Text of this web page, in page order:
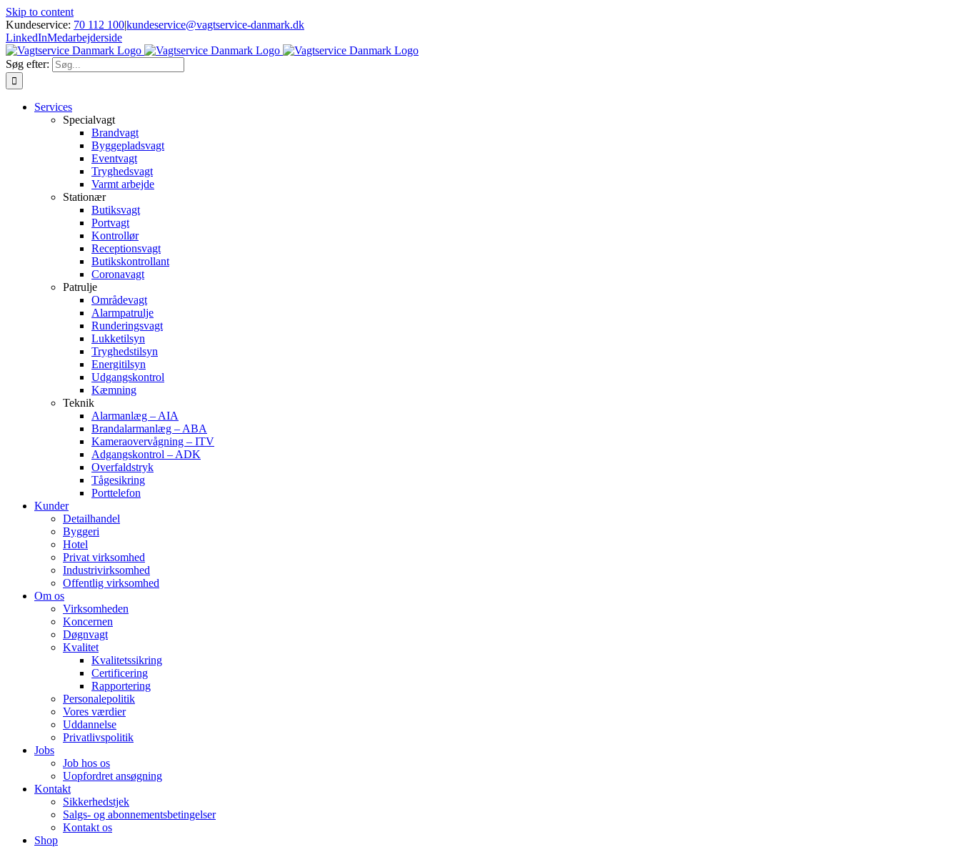
Skip to content
Kundeservice: 70 112 100|kundeservice@vagtservice-danmark.dk
LinkedInMedarbejderside
Søg efter:
Services
Specialvagt
Brandvagt
Byggepladsvagt
Eventvagt
Tryghedsvagt
Varmt arbejde
Stationær
Butiksvagt
Portvagt
Kontrollør
Receptionsvagt
Butikskontrollant
Coronavagt
Patrulje
Områdevagt
Alarmpatrulje
Runderingsvagt
Lukketilsyn
Tryghedstilsyn
Energitilsyn
Udgangskontrol
Kæmning
Teknik
Alarmanlæg – AIA
Brandalarmanlæg – ABA
Kameraovervågning – ITV
Adgangskontrol – ADK
Overfaldstryk
Tågesikring
Porttelefon
Kunder
Detailhandel
Byggeri
Hotel
Privat virksomhed
Industrivirksomhed
Offentlig virksomhed
Om os
Virksomheden
Koncernen
Døgnvagt
Kvalitet
Kvalitetssikring
Certificering
Rapportering
Personalepolitik
Vores værdier
Uddannelse
Privatlivspolitik
Jobs
Job hos os
Uopfordret ansøgning
Kontakt
Sikkerhedstjek
Salgs- og abonnementsbetingelser
Kontakt os
Shop